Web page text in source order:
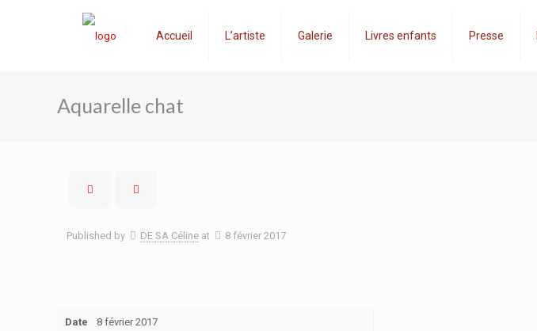
Accueil L’artiste Galerie Livres enfants Presse
Aquarelle chat
Published by DE SA Céline at 8 février 2017
Date 8 février 2017